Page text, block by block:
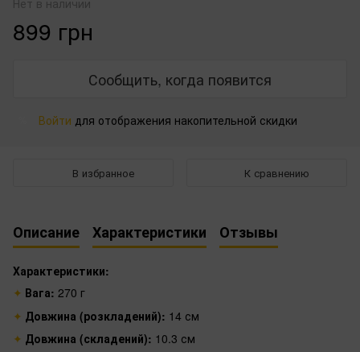
Нет в наличии
899 грн
Сообщить, когда появится
Войти для отображения накопительной скидки
В избранное К сравнению
Описание Характеристики Отзывы
Характеристики:
Вага: 270 г
Довжина (розкладений): 14 см
Довжина (складений): 10.3 см